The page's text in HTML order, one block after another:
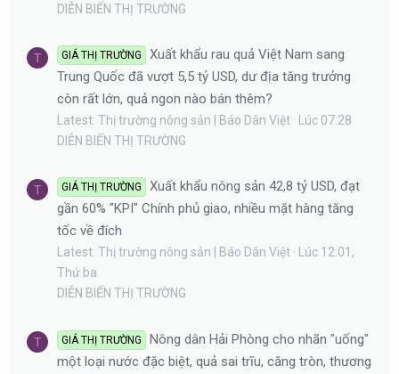
DIỄN BIẾN THỊ TRƯỜNG
T GIÁ THỊ TRƯỜNG
Xuất khẩu rau quả Việt Nam sang
Trung Quốc đã vượt 5,5 tỷ USD, dư địa tăng trưởng
còn rất lớn, quả ngon nào bán thêm?
Latest: Thị trường nông sản | Báo Dân Việt
Lúc 07:28
DIỄN BIẾN THỊ TRƯỜNG
T GIÁ THỊ TRƯỜNG
Xuất khẩu nông sản 42,8 tỷ USD, đạt
gần 60% "KPI" Chính phủ giao, nhiều mặt hàng tăng
tốc về đích
Latest: Thị trường nông sản | Báo Dân Việt
Lúc 12:01,
Thứ ba
DIỄN BIẾN THỊ TRƯỜNG
T GIÁ THỊ TRƯỜNG
Nông dân Hải Phòng cho nhãn "uống"
một loại nước đặc biệt, quả sai trĩu, căng tròn, thương